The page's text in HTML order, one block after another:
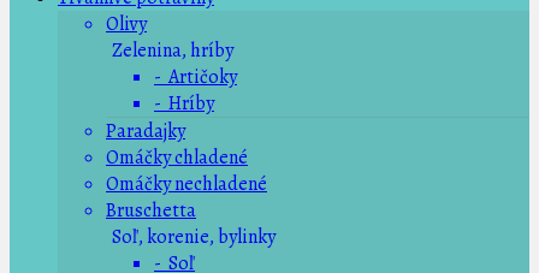
Olivy
Zelenina, hríby
- Artičoky
- Hríby
Paradajky
Omáčky chladené
Omáčky nechladené
Bruschetta
Soľ, korenie, bylinky
- Soľ